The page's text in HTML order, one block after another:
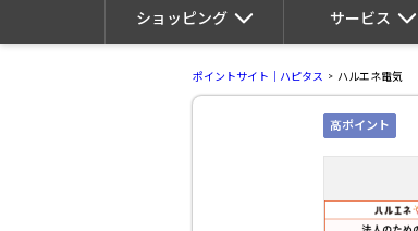
ショッピング サービス
ポイントサイト｜ハピタス ハルエネ電気
高ポイント